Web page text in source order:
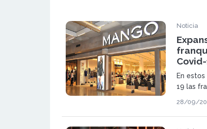
Noticia
En
19 las
28/09/20